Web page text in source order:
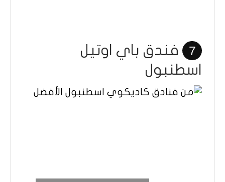
7
فندق باي اوتيل
اسطنبول